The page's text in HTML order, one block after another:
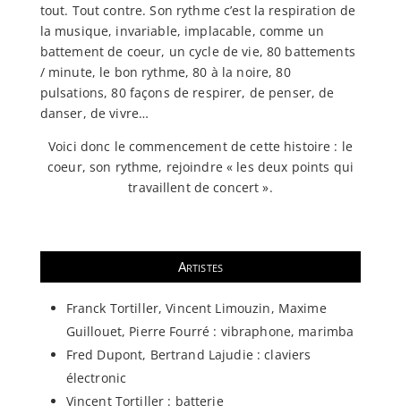
tout. Tout contre. Son rythme c’est la respiration de
la musique, invariable, implacable, comme un
battement de coeur, un cycle de vie, 80 battements
/ minute, le bon rythme, 80 à la noire, 80
pulsations, 80 façons de respirer, de penser, de
danser, de vivre…
Voici donc le commencement de cette histoire : le
coeur, son rythme, rejoindre « les deux points qui
travaillent de concert ».
Artistes
Franck Tortiller, Vincent Limouzin, Maxime
Guillouet, Pierre Fourré : vibraphone, marimba
Fred Dupont, Bertrand Lajudie : claviers
électronic
Vincent Tortiller : batterie